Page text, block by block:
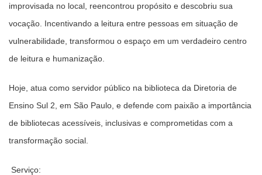
improvisada no local, reencontrou propósito e descobriu sua
vocação. Incentivando a leitura entre pessoas em situação de
vulnerabilidade, transformou o espaço em um verdadeiro centro
de leitura e humanização.
Hoje, atua como servidor público na biblioteca da Diretoria de
Ensino Sul 2, em São Paulo, e defende com paixão a importância
de bibliotecas acessíveis, inclusivas e comprometidas com a
transformação social.
Serviço: